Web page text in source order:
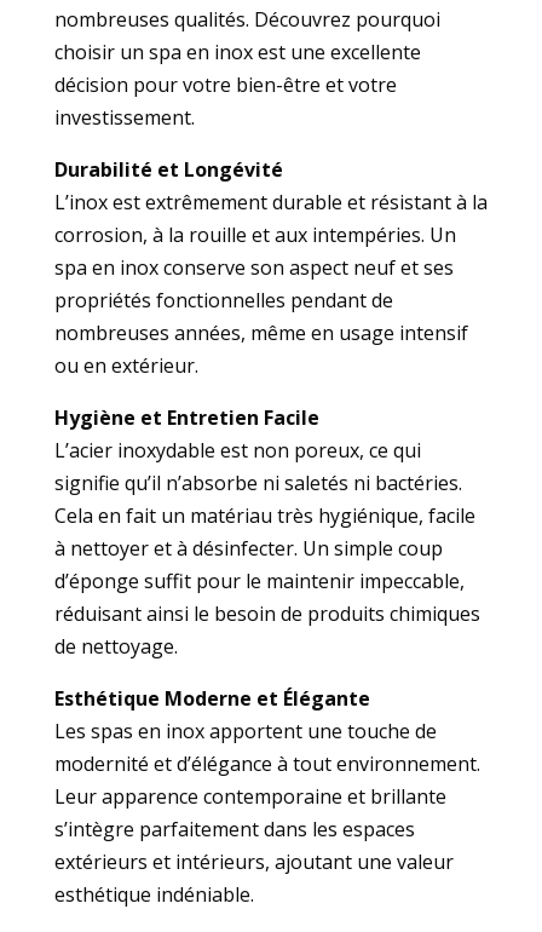
nombreuses qualités. Découvrez pourquoi
choisir un spa en inox est une excellente
décision pour votre bien-être et votre
investissement.
Durabilité et Longévité
L’inox est extrêmement durable et résistant à la
corrosion, à la rouille et aux intempéries. Un
spa en inox conserve son aspect neuf et ses
propriétés fonctionnelles pendant de
nombreuses années, même en usage intensif
ou en extérieur.
Hygiène et Entretien Facile
L’acier inoxydable est non poreux, ce qui
signifie qu’il n’absorbe ni saletés ni bactéries.
Cela en fait un matériau très hygiénique, facile
à nettoyer et à désinfecter. Un simple coup
d’éponge suffit pour le maintenir impeccable,
réduisant ainsi le besoin de produits chimiques
de nettoyage.
Esthétique Moderne et Élégante
Les spas en inox apportent une touche de
modernité et d’élégance à tout environnement.
Leur apparence contemporaine et brillante
s’intègre parfaitement dans les espaces
extérieurs et intérieurs, ajoutant une valeur
esthétique indéniable.